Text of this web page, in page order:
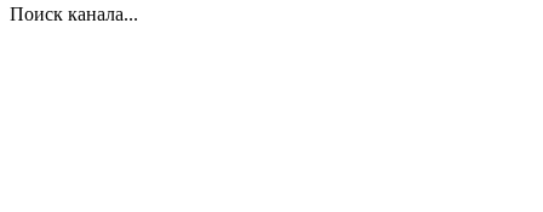
Поиск канала...